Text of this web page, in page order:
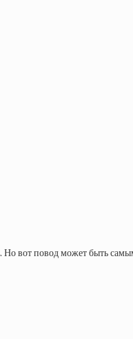
Но вот повод может быть